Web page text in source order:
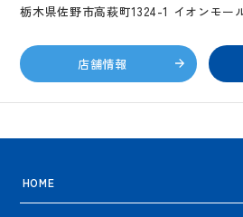
栃木県佐野市高萩町1324-1 イオンモー
店舗情報
HOME